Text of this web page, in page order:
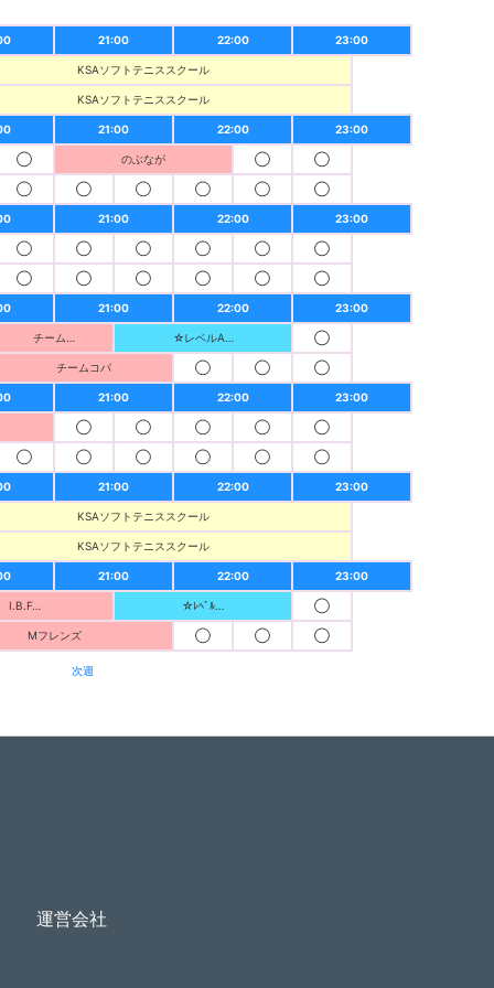
21:00 22:00 23:00
KSAソフトテニススクール
KSAソフトテニススクール
21:00 22:00 23:00
◯ のぶなが ◯ ◯
◯ ◯ ◯ ◯ ◯ ◯
21:00 22:00 23:00
◯ ◯ ◯ ◯ ◯ ◯
◯ ◯ ◯ ◯ ◯ ◯
21:00 22:00 23:00
チーム… ☆レベルA… ◯
チームコパ ◯ ◯ ◯
21:00 22:00 23:00
◯ ◯ ◯ ◯ ◯
◯ ◯ ◯ ◯ ◯ ◯
21:00 22:00 23:00
KSAソフトテニススクール
KSAソフトテニススクール
21:00 22:00 23:00
I.B.F… ☆ﾚﾍﾞﾙ… ◯
Mフレンズ ◯ ◯ ◯
次週
運営会社